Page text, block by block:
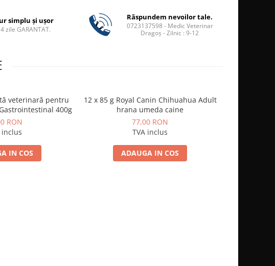
simplu și ușor
zile GARANTAT.
Răspundem nevoilor tale.
0723137598 - Medic Veterinar
Dragoș - Zilnic : 9-12
veterinară pentru
400g
RON
inclus
IN COS
12 x 85 g Royal Canin Chihuahua Adult
hrana umeda caine
77,00 RON
TVA inclus
ADAUGA IN COS